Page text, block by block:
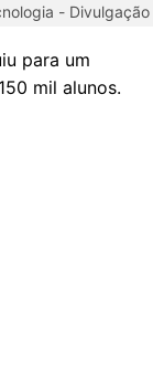
- Divulgação
para um
mil alunos.